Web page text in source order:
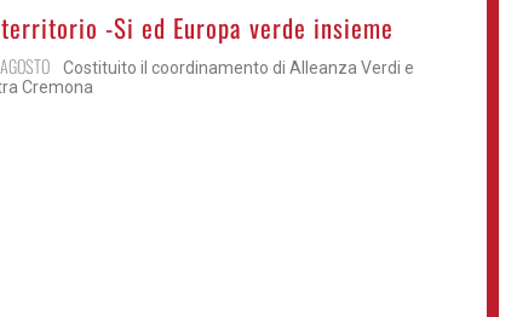
-Si ed Europa verde insieme
Costituito il coordinamento di Alleanza Verdi e
Cremona